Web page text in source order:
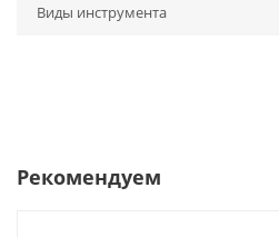
Виды инструмента
Рекомендуем